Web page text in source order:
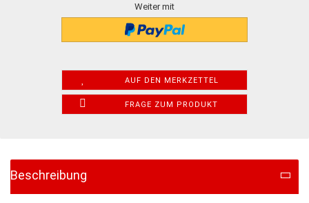
Weiter mit
AUF DEN MERKZETTEL
FRAGE ZUM PRODUKT
Beschreibung